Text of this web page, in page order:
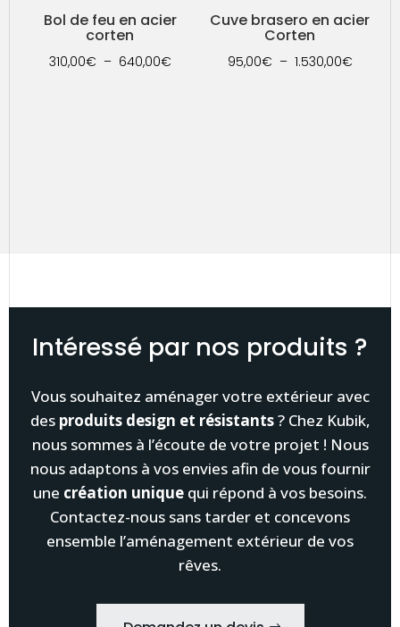
Bol de feu en acier
corten
310,00€ – 640,00€Plage
Cuve brasero en acier
Corten
95,00€ – 1.530,00€Plage
Intéressé par nos produits ?
Vous souhaitez aménager votre extérieur avec
des produits design et résistants? Chez Kubik,
nous sommes à l’écoute de votre projet ! Nous
nous adaptons à vos envies afin de vous fournir
une création unique qui répond à vos besoins.
Contactez-nous sans tarder et concevons
ensemble l’aménagement extérieur de vos
rêves.